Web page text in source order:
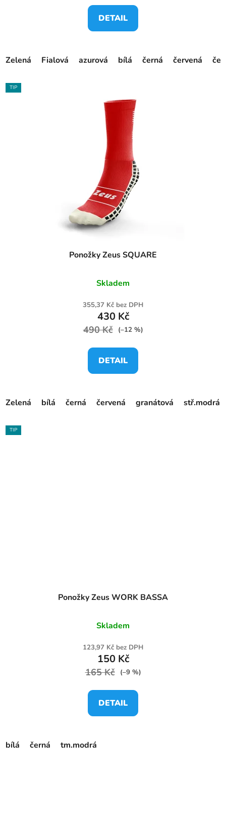
DETAIL
Zelená Fialová azurová bílá černá červená
TIP
Ponožky Zeus SQUARE
Skladem
355,37 Kč bez DPH
430 Kč
490 Kč (–12 %)
DETAIL
Zelená bílá černá červená granátová stř.modrá
TIP
Ponožky Zeus WORK BASSA
Skladem
123,97 Kč bez DPH
150 Kč
165 Kč (–9 %)
DETAIL
bílá černá tm.modrá